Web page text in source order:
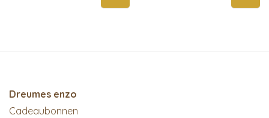
Dreumes enzo
Cadeaubonnen